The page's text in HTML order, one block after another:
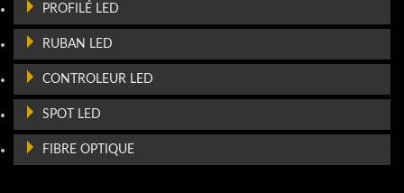
PROFILÉ LED
RUBAN LED
CONTROLEUR LED
SPOT LED
FIBRE OPTIQUE